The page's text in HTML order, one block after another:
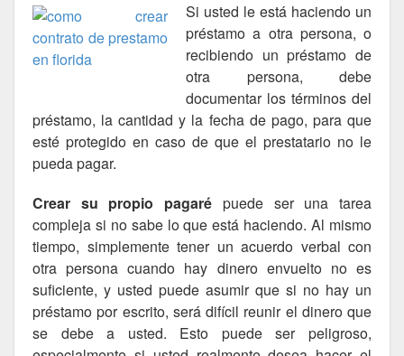
Si usted le está haciendo un
préstamo a otra persona, o
recibiendo un préstamo de
otra persona, debe
documentar los términos del
préstamo, la cantidad y la fecha de pago, para que
esté protegido en caso de que el prestatario no le
pueda pagar.
Crear su propio pagaré puede ser una tarea
compleja si no sabe lo que está haciendo. Al mismo
tiempo, simplemente tener un acuerdo verbal con
otra persona cuando hay dinero envuelto no es
suficiente, y usted puede asumir que si no hay un
préstamo por escrito, será difícil reunir el dinero que
se debe a usted. Esto puede ser peligroso,